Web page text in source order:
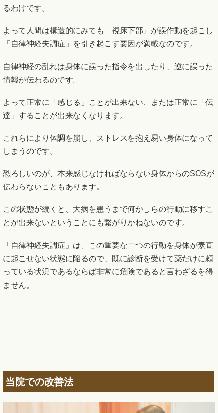
るわけです。
よって人間は構造的にみても「視床下部」が誤作動を起こし
「自律神経失調症」を引き起こす要因が満載なのです。
自律神経の乱れは身体に誤った指令を出したり、逆に誤った
情報が伝わるのです。
よって正常に「感じる」ことが出来ない、または正常に「伝
達」することが出来なくなります。
これらにより体調を崩し、ストレスを抱え易い身体になって
しまうのです。
恐ろしいのが、本来感じなければならない身体からのSOSが
伝わらないこともあります。
この状態が続くと、大病を患うまで何かしらの行動に移すこ
とが出来ないということにも繋がりかねないのです。
「自律神経失調症」は、この重要な二つの行動を身体が素直
に起こせない状態に陥るので、既に診断を受けて薬だけに頼
っている状況であるならば非常に危険であると言わざるを得
ません。
当院での改善法